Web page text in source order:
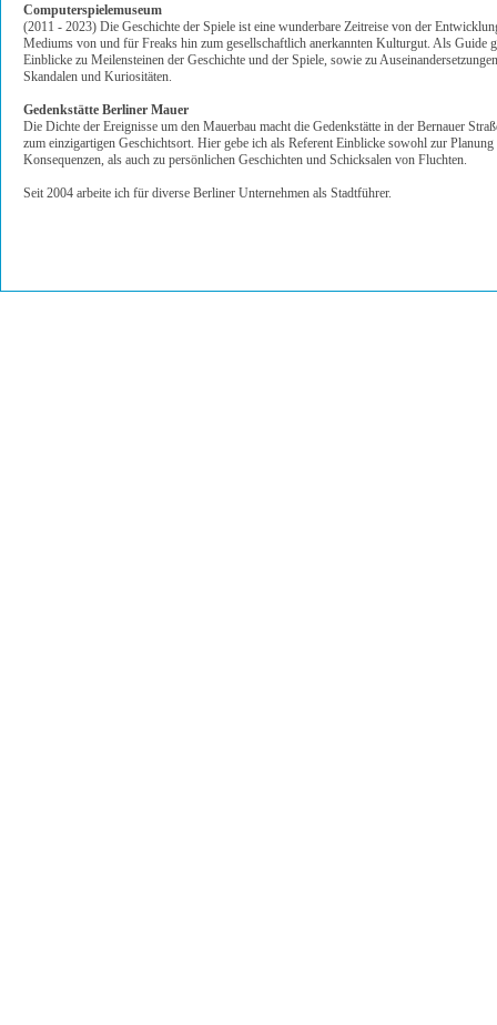
Computerspielemuseum
(2011 - 2023) Die Geschichte der Spiele ist eine wunderbare Zeitreise von der
Mediums von und für Freaks hin zum gesellschaftlich anerkannten Kulturgut. Als Guide
Einblicke zu Meilensteinen der Geschichte und der Spiele, sowie zu
Skandalen und Kuriositäten.
Gedenkstätte Berliner Mauer
Die Dichte der Ereignisse um den Mauerbau macht die Gedenkstätte in der Bernauer
zum einzigartigen Geschichtsort. Hier gebe ich als Referent Einblicke sowohl zur Planung
Konsequenzen, als auch zu persönlichen Geschichten und Schicksalen von Fluchten.
Seit 2004 arbeite ich für diverse Berliner Unternehmen als Stadtführer.